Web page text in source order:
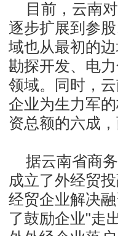
目前，云南对
逐步扩展到参
域也从最初的
勘探开发、电
领域。同时，
企业为生力军
资总额的六成
据云南省商务
成立了外经贸
经贸企业解决
了鼓励企业"走